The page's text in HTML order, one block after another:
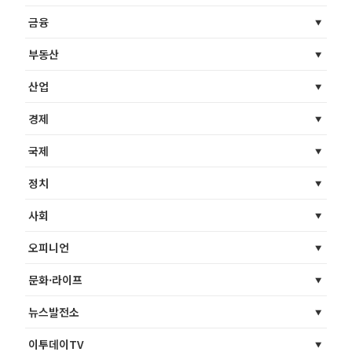
금융
부동산
산업
경제
국제
정치
사회
오피니언
문화·라이프
뉴스발전소
이투데이TV